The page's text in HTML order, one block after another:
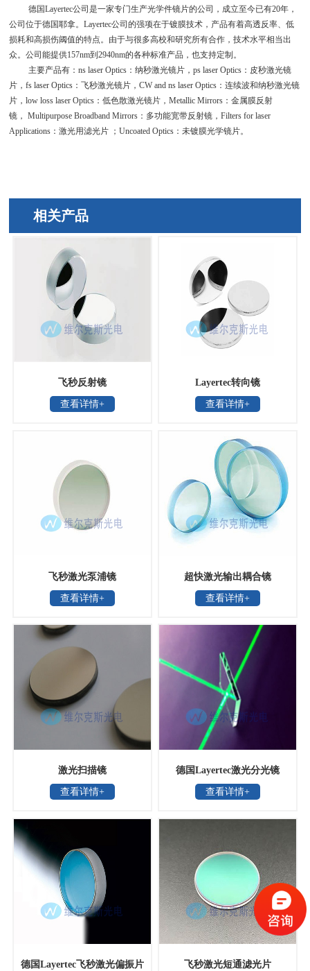
德国Layertec公司是一家专门生产光学件镜片的公司，成立至今已有20年，
公司位于德国耶拿。Layertec公司的强项在于镀膜技术，产品有着高透反率、低
损耗和高损伤阈值的特点。由于与很多高校和研究所有合作，技术水平相当出
众。公司能提供157nm到2940nm的各种标准产品，也支持定制。
主要产品有：ns laser Optics ：纳秒激光镜片，ps laser Optics ：皮秒激光镜
片，fs laser Optics ：飞秒激光镜片，CW and ns laser Optics ：连续波和纳秒激光镜
片，low loss laser Optics ：低色散激光镜片，MetallicMirrors：金属膜反射
镜， Multipurpose Broadband Mirrors：多功能宽带反射镜，Filters for laser
Applications：激光用滤光片 ；Uncoated Optics：未镀膜光学镜片。
相关产品
飞秒反射镜
查看详情+
Layertec转向镜
查看详情+
飞秒激光泵浦镜
查看详情+
超快激光输出耦合镜
查看详情+
激光扫描镜
查看详情+
德国Layertec激光分光镜
查看详情+
德国Layertec飞秒激光偏振片 飞秒激光短通滤光片